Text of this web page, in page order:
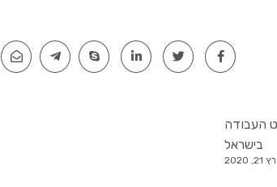
העבודה
בישראל
2020